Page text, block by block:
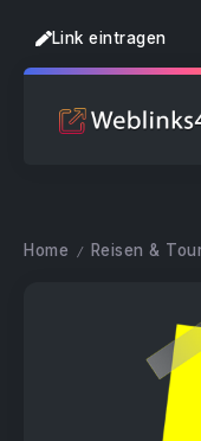
Link eintragen
Home / Reisen &